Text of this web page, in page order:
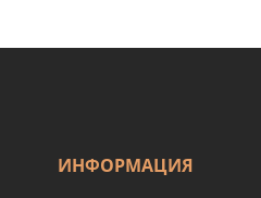
ИНФОРМАЦИЯ